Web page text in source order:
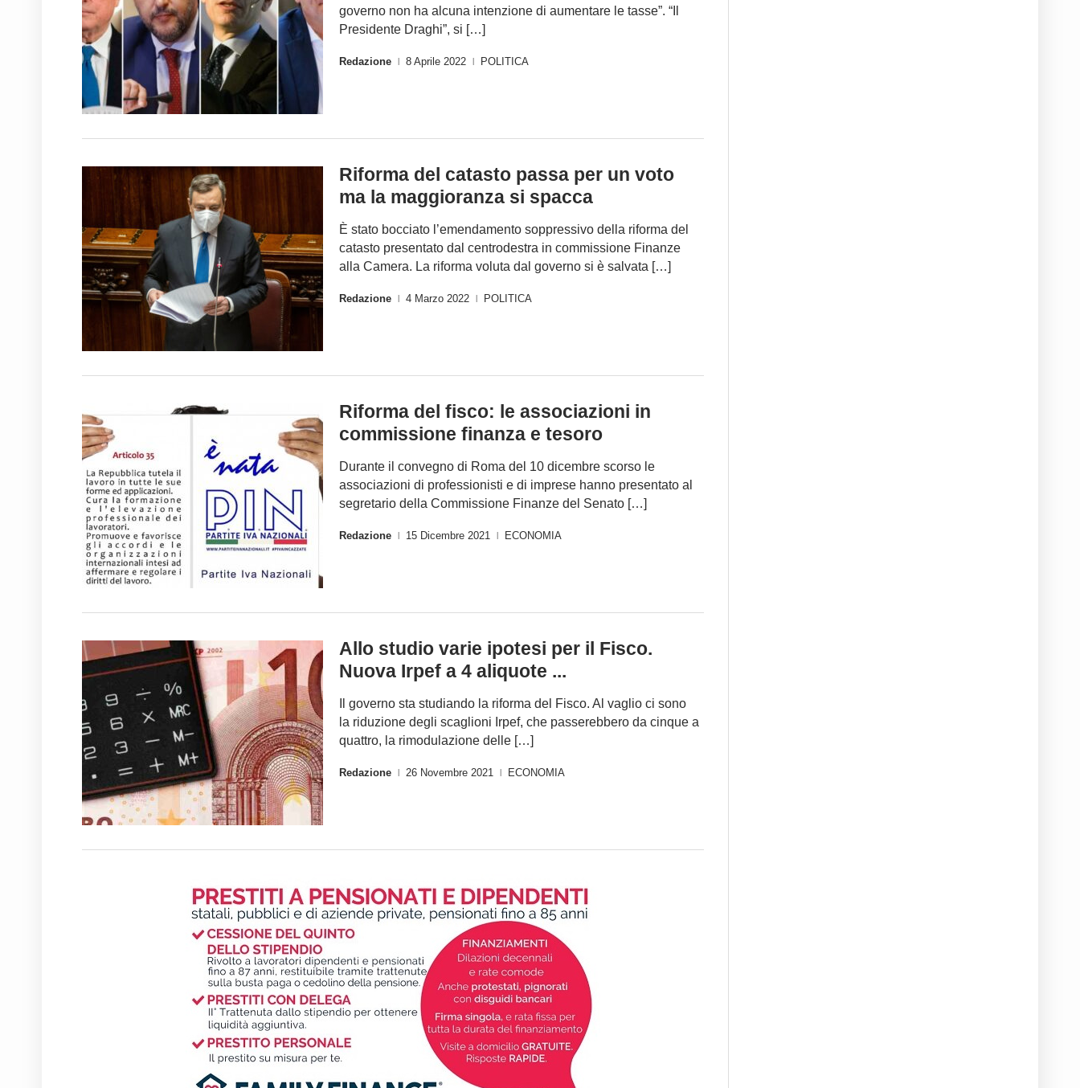
governo non ha alcuna intenzione di aumentare le tasse”. “Il
Presidente Draghi”, si […]
Redazione 8 Aprile 2022 POLITICA
Riforma del catasto passa per un voto
ma la maggioranza si spacca
È stato bocciato l’emendamento soppressivo della riforma del
catasto presentato dal centrodestra in commissione Finanze
alla Camera. La riforma voluta dal governo si è salvata […]
Redazione 4 Marzo 2022 POLITICA
Riforma del fisco: le associazioni in
commissione finanza e tesoro
Durante il convegno di Roma del 10 dicembre scorso le
associazioni di professionisti e di imprese hanno presentato al
segretario della Commissione Finanze del Senato […]
Redazione 15 Dicembre 2021 ECONOMIA
Allo studio varie ipotesi per il Fisco.
Nuova Irpef a 4 aliquote ...
Il governo sta studiando la riforma del Fisco. Al vaglio ci sono
la riduzione degli scaglioni Irpef, che passerebbero da cinque a
quattro, la rimodulazione delle […]
Redazione 26 Novembre 2021 ECONOMIA